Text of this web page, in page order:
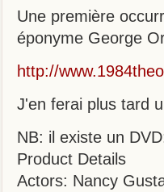
Une première
éponyme George
http://
J'en ferai plus tard
NB: il existe un
Product Details
Actors: Nancy